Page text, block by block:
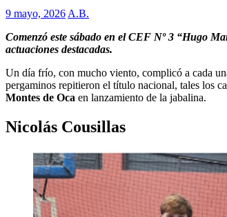
9 mayo, 2026 A.B.
Comenzó este sábado en el CEF Nº 3 “Hugo
actuaciones destacadas.
Un día frío, con mucho viento, complicó a cada
pergaminos repitieron el título nacional, tales los
Montes de Oca en lanzamiento de la jabalina.
Nicolás Cousillas